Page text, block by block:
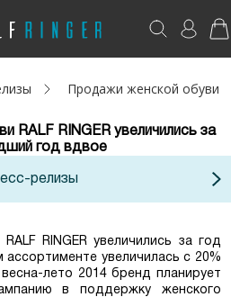
Продажи женской обуви
RALF RINGER увеличились за
год вдвое
релизы
RINGER увеличились за год
увеличилась с 20%
лето 2014 бренд планирует
в поддержку женского